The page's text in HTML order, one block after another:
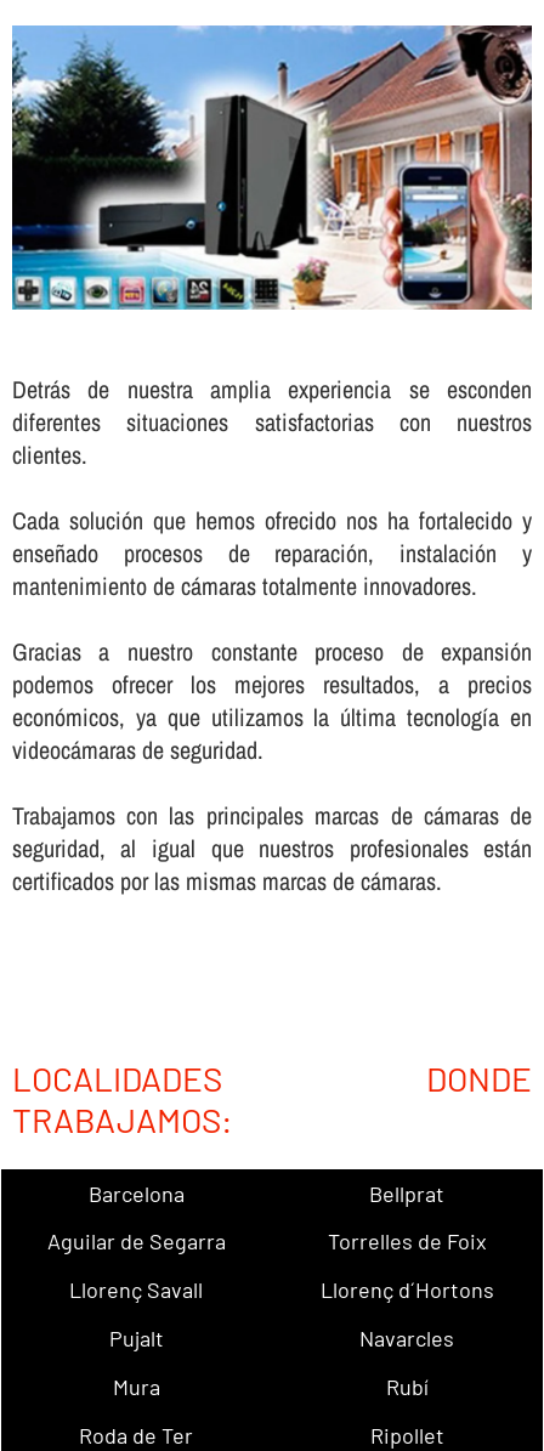
Detrás de nuestra amplia experiencia se esconden
diferentes situaciones satisfactorias con nuestros
clientes.
Cada solución que hemos ofrecido nos ha fortalecido y
enseñado procesos de reparación, instalación y
mantenimiento de cámaras totalmente innovadores.
Gracias a nuestro constante proceso de expansión
podemos ofrecer los mejores resultados, a precios
económicos, ya que utilizamos la última tecnologí­a en
videocámaras de seguridad.
Trabajamos con las principales marcas de cámaras de
seguridad, al igual que nuestros profesionales están
certificados por las mismas marcas de cámaras.
LOCALIDADES DONDE
TRABAJAMOS:
Barcelona
Bellprat
Aguilar de Segarra
Torrelles de Foix
Llorenç Savall
Llorenç d´Hortons
Pujalt
Navarcles
Mura
Rubí
Roda de Ter
Ripollet